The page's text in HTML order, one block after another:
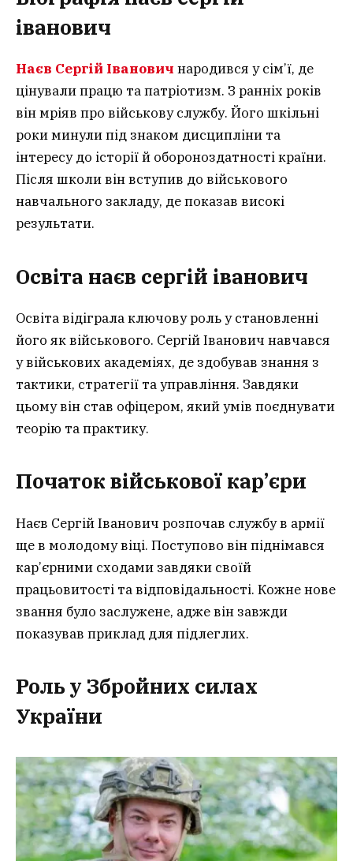
іванович
Наєв Сергій Іванович народився у сім’ї, де
цінували працю та патріотизм. З ранніх років
він мріяв про військову службу. Його шкільні
роки минули під знаком дисципліни та
інтересу до історії й обороноздатності країни.
Після школи він вступив до військового
навчального закладу, де показав високі
результати.
Освіта наєв сергій іванович
Освіта відіграла ключову роль у становленні
його як військового. Сергій Іванович навчався
у військових академіях, де здобував знання з
тактики, стратегії та управління. Завдяки
цьому він став офіцером, який умів поєднувати
теорію та практику.
Початок військової кар’єри
Наєв Сергій Іванович розпочав службу в армії
ще в молодому віці. Поступово він піднімався
кар’єрними сходами завдяки своїй
працьовитості та відповідальності. Кожне нове
звання було заслужене, адже він завжди
показував приклад для підлеглих.
Роль у Збройних силах
України